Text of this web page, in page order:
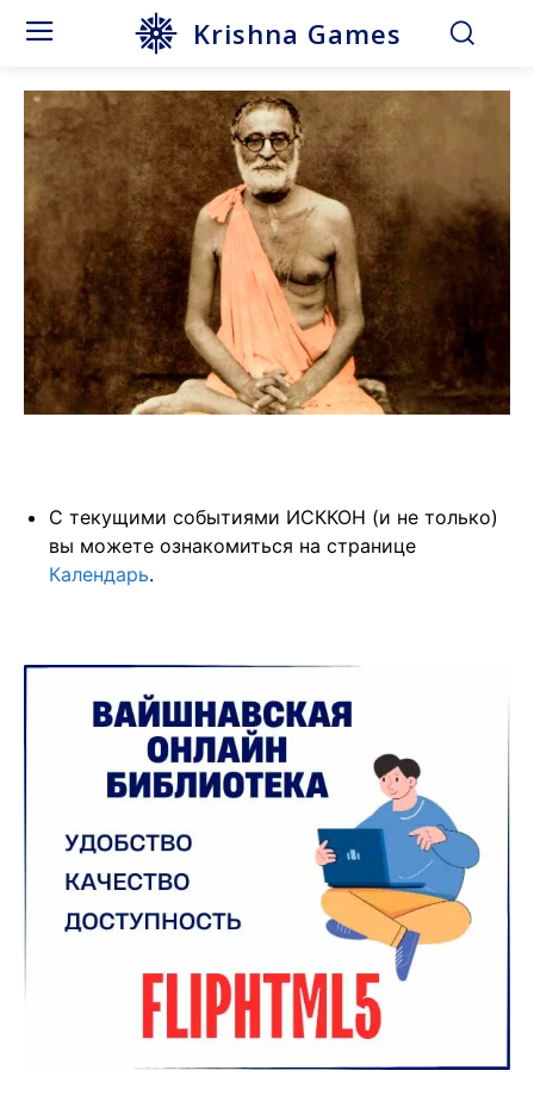
Krishna Games
С текущими событиями ИСККОН (и не только)
вы можете ознакомиться на странице
Календарь.